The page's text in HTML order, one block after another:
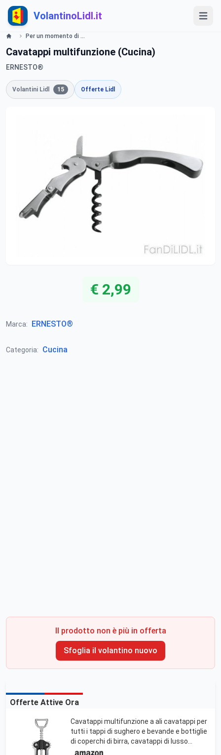
VolantinoLidl.it
Per un momento di Vino valide dal 10 novembre 2014 Volantino LIDL Lidl
Cavatappi multifunzione (Cucina)
ERNESTO®
Volantini Lidl 15 Offerte Lidl
€ 2,99
Marca: ERNESTO®
Categoria: Cucina
Il prodotto non è più in offerta
Sfoglia il volantino nuovo
Offerte Attive Ora
Cavatappi multifunzione a ali cavatappi per
tutti i tappi di sughero e bevande e bottiglie
di coperchi di birra, cavatappi di lusso
cameriere – nero